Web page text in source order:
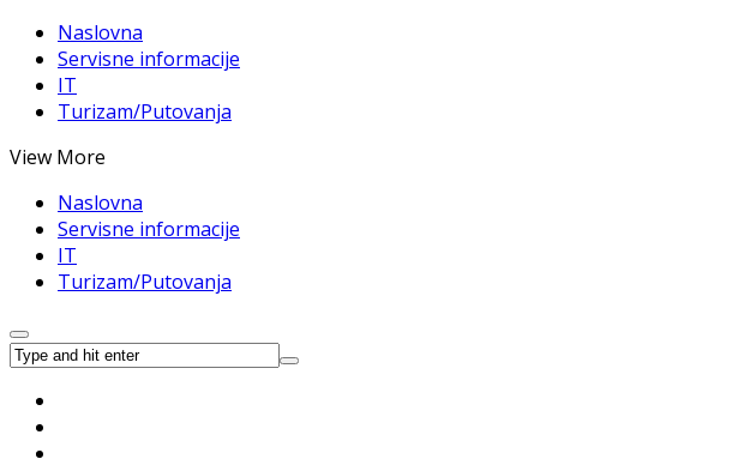
Naslovna
Servisne informacije
IT
Turizam/Putovanja
View More
Naslovna
Servisne informacije
IT
Turizam/Putovanja